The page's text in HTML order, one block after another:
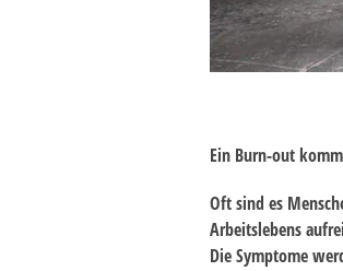
Ein Burn-out
Oft sind es
Arbeitslebens
DieSymptome